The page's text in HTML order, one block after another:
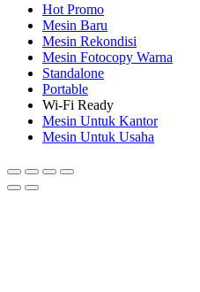
Hot Promo
Mesin Baru
Mesin Rekondisi
Mesin Fotocopy Warna
Standalone
Portable
Wi-Fi Ready
Mesin Untuk Kantor
Mesin Untuk Usaha